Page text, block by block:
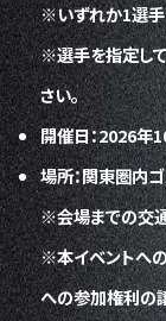
※いずれか1選手
※選手を指定して
さい。
開催日：2026年
場所：関東圏内
※会場までの交
※本イベントへの
への参加権利の